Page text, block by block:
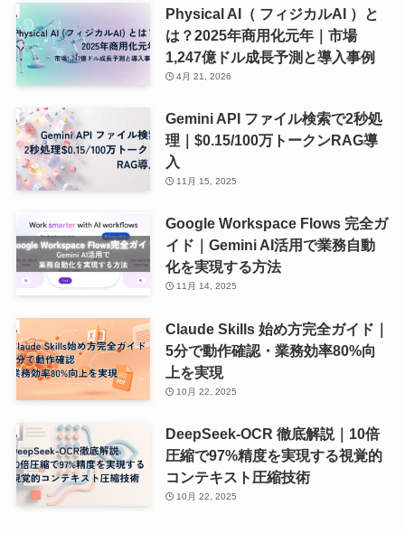
Physical AI（ フィジカルAI ）と
は？2025年商用化元年｜市場
1,247億ドル成長予測と導入事例
4月 21, 2026
Gemini API ファイル検索で2秒処
理｜$0.15/100万トークンRAG導
入
11月 15, 2025
Google Workspace Flows 完全ガ
イド｜Gemini AI活用で業務自動
化を実現する方法
11月 14, 2025
Claude Skills 始め方完全ガイド｜
5分で動作確認・業務効率80%向
上を実現
10月 22, 2025
DeepSeek-OCR 徹底解説｜10倍
圧縮で97%精度を実現する視覚的
コンテキスト圧縮技術
10月 22, 2025